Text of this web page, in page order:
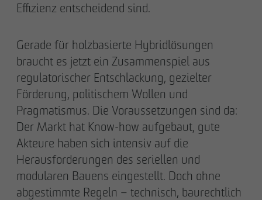
Effizienz entscheidend sind.
Gerade für holzbasierte Hybridlösungen
braucht es jetzt ein Zusammenspiel aus
regulatorischer Entschlackung, gezielter
Förderung, politischem Wollen und
Pragmatismus. Die Voraussetzungen sind da:
Der Markt hat Know-how aufgebaut, gute
Akteure haben sich intensiv auf die
Herausforderungen des seriellen und
modularen Bauens eingestellt. Doch ohne
abgestimmte Regeln – technisch, baurechtlich